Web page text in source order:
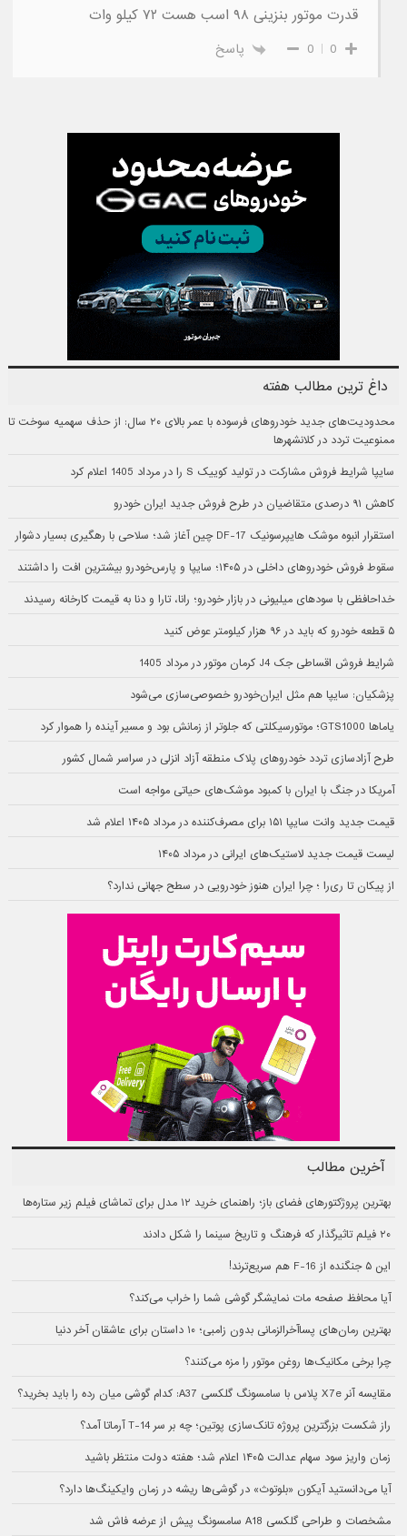
قدرت موتور بنزینی ۹۸ اسب هست ۷۲ کیلو وات
0
0 پاسخ
داغ ترین مطالب هفته
محدودیت‌های جدید خودروهای فرسوده با عمر بالای ۲۰ سال: از حذف سهمیه سوخت تا
ممنوعیت تردد در کلانشهرها
سایپا شرایط فروش مشارکت در تولید کوییک S را در مرداد 1405 اعلام کرد
کاهش ۹۱ درصدی متقاضیان در طرح فروش جدید ایران خودرو
استقرار انبوه موشک هایپرسونیک DF-17 چین آغاز شد؛ سلاحی با رهگیری بسیار دشوار
سقوط فروش خودروهای داخلی در ۱۴۰۵؛ سایپا و پارس‌خودرو بیشترین افت را داشتند
خداحافظی با سودهای میلیونی در بازار خودرو؛ رانا، تارا و دنا به قیمت کارخانه رسیدند
۵ قطعه خودرو که باید در ۹۶ هزار کیلومتر عوض کنید
شرایط فروش اقساطی جک J4 کرمان موتور در مرداد 1405
پزشکیان: سایپا هم مثل ایران‌خودرو خصوصی‌سازی می‌شود
یاماها GTS1000؛ موتورسیکلتی که جلوتر از زمانش بود و مسیر آینده را هموار کرد
طرح آزادسازی تردد خودروهای پلاک منطقه آزاد انزلی در سراسر شمال کشور
آمریکا در جنگ با ایران با کمبود موشک‌های حیاتی مواجه است
قیمت جدید وانت سایپا ۱۵۱ برای مصرف‌کننده در مرداد ۱۴۰۵ اعلام شد
لیست قیمت جدید لاستیک‌های ایرانی در مرداد ۱۴۰۵
از پیکان تا ری‌را ؛ چرا ایران هنوز خودرویی در سطح جهانی ندارد؟
آخرین مطالب
بهترین پروژکتورهای فضای باز؛ راهنمای خرید ۱۲ مدل برای تماشای فیلم زیر ستاره‌ها
۲۰ فیلم تاثیرگذار که فرهنگ و تاریخ سینما را شکل دادند
این ۵ جنگنده از F-16 هم سریع‌ترند!
آیا محافظ صفحه مات نمایشگر گوشی شما را خراب می‌کند؟
بهترین رمان‌های پسا‌آخرالزمانی بدون زامبی؛ ۱۰ داستان برای عاشقان آخر دنیا
چرا برخی مکانیک‌ها روغن موتور را مزه می‌کنند؟
مقایسه آنر X7e پلاس با سامسونگ گلکسی A37: کدام گوشی میان رده را باید بخرید؟
راز شکست بزرگترین پروژه تانک‌سازی پوتین؛ چه بر سر T-14 آرماتا آمد؟
زمان واریز سود سهام عدالت ۱۴۰۵ اعلام شد؛ هفته دولت منتظر باشید
آیا می‌دانستید آیکون «بلوتوث» در گوشی‌ها ریشه در زمان وایکینگ‌ها دارد؟
مشخصات و طراحی گلکسی A18 سامسونگ پیش از عرضه فاش شد